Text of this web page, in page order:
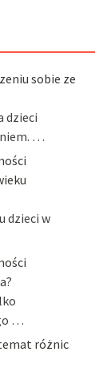
sobie ze
dzieci
…
dzieci w
…
różnic